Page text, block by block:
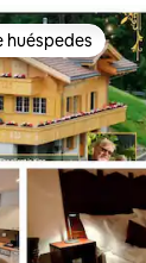
preferido
huéspedes